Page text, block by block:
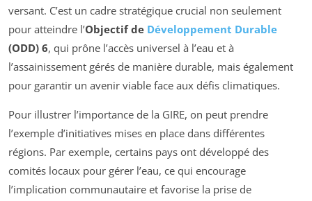
versant. C’est un cadre stratégique crucial non seulement
pour atteindre l’Objectif de Développement Durable
(ODD) 6, qui prône l’accès universel à l’eau et à
l’assainissement gérés de manière durable, mais également
pour garantir un avenir viable face aux défis climatiques.
Pour illustrer l’importance de la GIRE, on peut prendre
l’exemple d’initiatives mises en place dans différentes
régions. Par exemple, certains pays ont développé des
comités locaux pour gérer l’eau, ce qui encourage
l’implication communautaire et favorise la prise de